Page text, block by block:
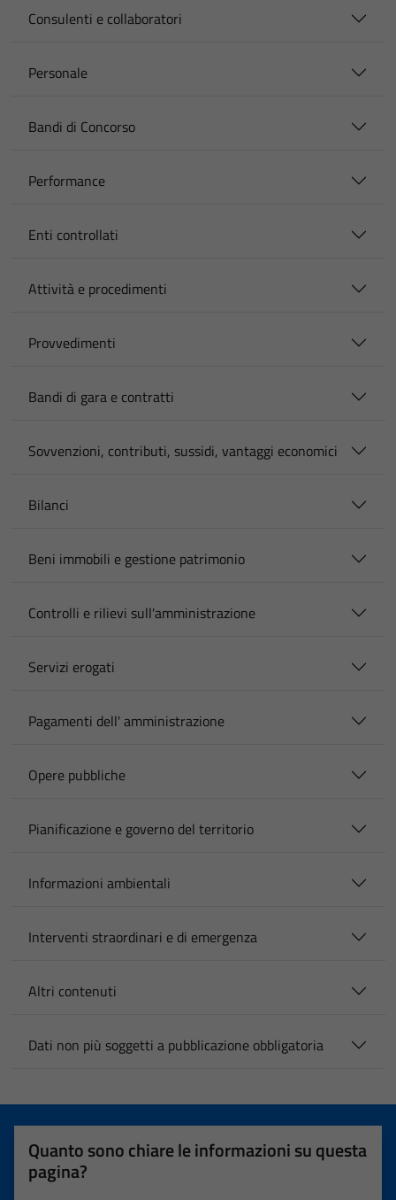
Consulenti e collaboratori
Personale
Bandi di Concorso
Performance
Enti controllati
Attività e procedimenti
Provvedimenti
Bandi di gara e contratti
Sovvenzioni, contributi, sussidi, vantaggi economici
Bilanci
Beni immobili e gestione patrimonio
Controlli e rilievi sull'amministrazione
Servizi erogati
Pagamenti dell' amministrazione
Opere pubbliche
Pianificazione e governo del territorio
Informazioni ambientali
Interventi straordinari e di emergenza
Altri contenuti
Dati non più soggetti a pubblicazione obbligatoria
Quanto sono chiare le informazioni su questa
pagina?